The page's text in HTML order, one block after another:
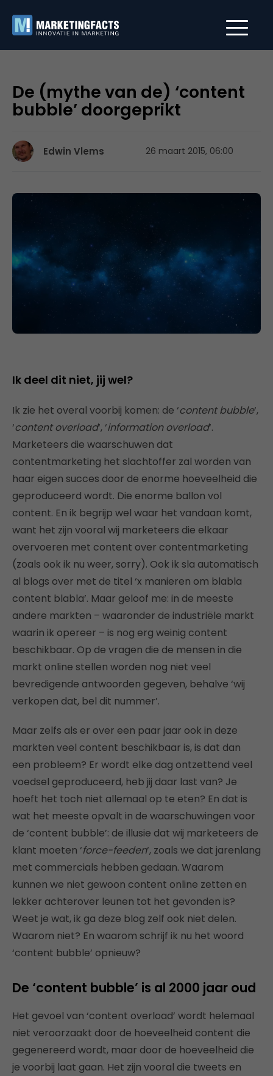
De (mythe van de) ‘content
bubble’ doorgeprikt
Edwin Vlems 26 maart 2015, 06:00
Ik deel dit niet, jij wel?
Ik zie het overal voorbij komen: de ‘content bubble‘,
‘content overload‘, ‘information overload‘.
Marketeers die waarschuwen dat
contentmarketing het slachtoffer zal worden van
haar eigen succes door de enorme hoeveelheid die
geproduceerd wordt. Die enorme ballon vol
content. En ik begrijp wel waar het vandaan komt,
want het zijn vooral wij marketeers die elkaar
overvoeren met content over contentmarketing
(zoals ook ik nu weer, sorry). Ook ik sla automatisch
al blogs over met de titel ‘x manieren om blabla
content blabla’. Maar geloof me: in de meeste
andere markten – waaronder de industriële markt
waarin ik opereer – is nog erg weinig content
beschikbaar. Op de vragen die de mensen in die
markt online stellen worden nog niet veel
bevredigende antwoorden gegeven, behalve ‘wij
verkopen dat, bel dit nummer’.
Maar zelfs als er over een paar jaar ook in deze
markten veel content beschikbaar is, is dat dan
een probleem? Er wordt elke dag ontzettend veel
voedsel geproduceerd, heb jij daar last van? Je
hoeft het toch niet allemaal op te eten? En dat is
wat het meeste opvalt in de waarschuwingen voor
de ‘content bubble’: de illusie dat wij marketeers de
klant moeten ‘force-feeden‘, zoals we dat jarenlang
met commercials hebben gedaan. Waarom
kunnen we niet gewoon content online zetten en
lekker achterover leunen tot het gevonden is?
Weet je wat, ik ga deze blog zelf ook niet delen.
Waarom niet? En waarom schrijf ik nu het woord
‘content bubble’ opnieuw?
De ‘content bubble’ is al 2000 jaar oud
Het gevoel van ‘content overload’ wordt helemaal
niet veroorzaakt door de hoeveelheid content die
gegenereerd wordt, maar door de hoeveelheid die
je voorbij laat gaan. Het zijn vooral die tweets en